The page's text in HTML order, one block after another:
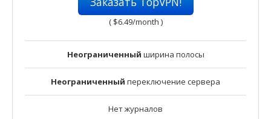
( $6.49/month )
Неограниченный ширина полосы
Неограниченный переключение сервера
Нет журналов